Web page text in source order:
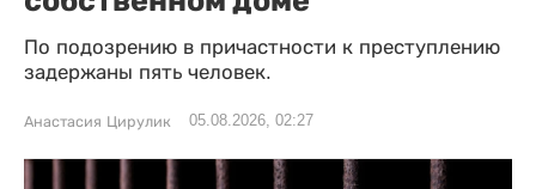
По подозрению в причастности к преступлению
задержаны пять человек.
Анастасия Цирулик 05.08.2026, 02:27